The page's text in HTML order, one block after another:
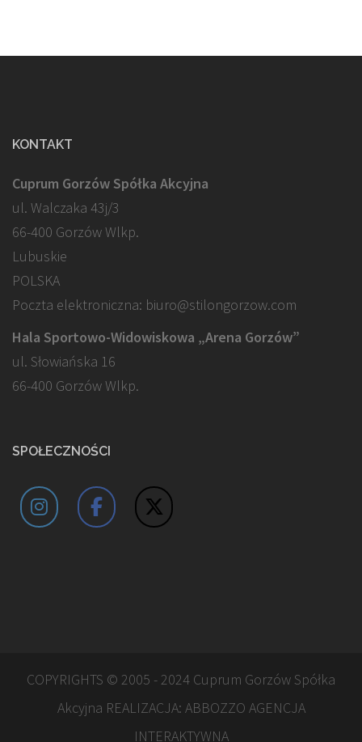
KONTAKT
Cuprum Gorzów Spółka Akcyjna
ul. Walczaka 43j/3
66-400 Gorzów Wlkp.
Lubuskie
POLSKA
Poczta elektroniczna: biuro@stilongorzow.com
Hala Sportowo-Widowiskowa „Arena Gorzów”
ul. Słowiańska 16
66-400 Gorzów Wlkp.
SPOŁECZNOŚCI
COPYRIGHTS © 2005 - 2024 Cuprum Gorzów Spółka
Akcyjna REALIZACJA: ABBOZZO AGENCJA
INTERAKTYWNA